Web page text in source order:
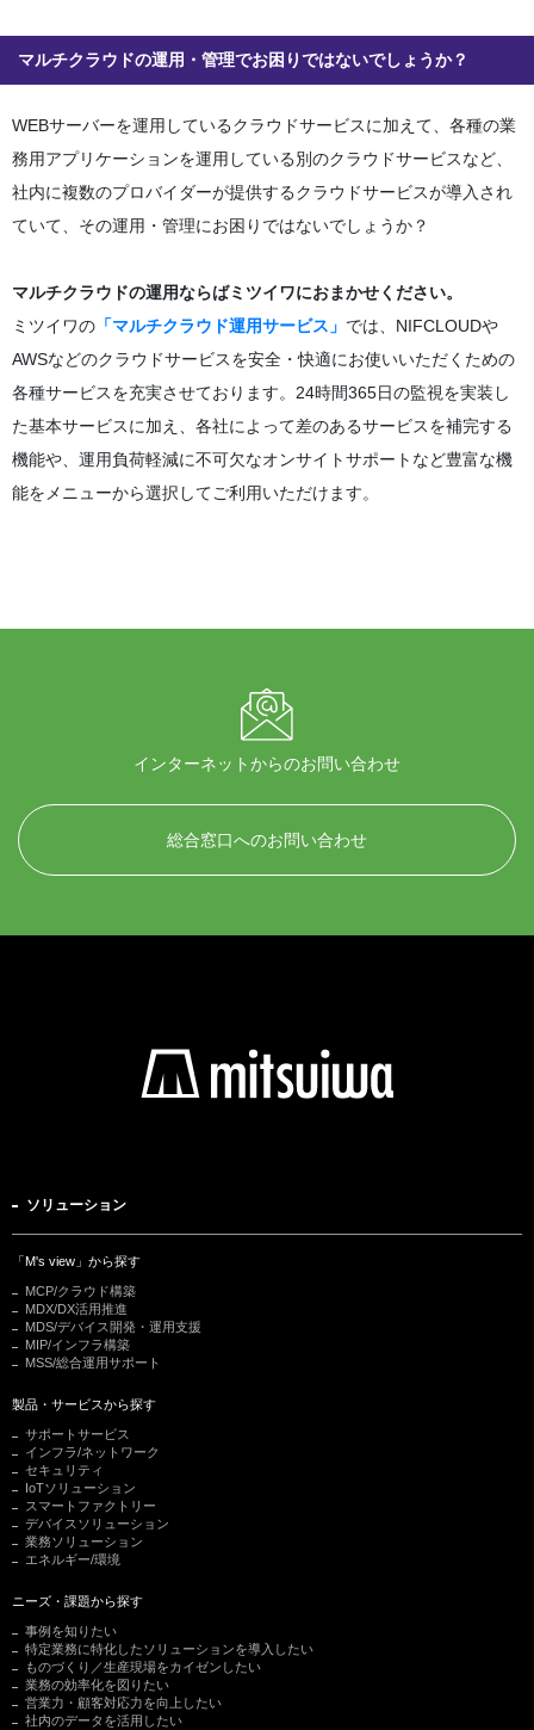
マルチクラウドの運用・管理でお困りではないでしょうか？
WEBサーバーを運用しているクラウドサービスに加えて、各種の業
務用アプリケーションを運用している別のクラウドサービスなど、
社内に複数のプロバイダーが提供するクラウドサービスが導入され
ていて、その運用・管理にお困りではないでしょうか？
マルチクラウドの運用ならばミツイワにおまかせください。
ミツイワの 「マルチクラウド運用サービス」 では、NIFCLOUDや
AWSなどのクラウドサービスを安全・快適にお使いいただくための
各種サービスを充実させております。24時間365日の監視を実装し
た基本サービスに加え、各社によって差のあるサービスを補完する
機能や、運用負荷軽減に不可欠なオンサイトサポートなど豊富な機
能をメニューから選択してご利用いただけます。
インターネットからのお問い合わせ
総合窓口へのお問い合わせ
ソリューション
「M's view」から探す
MCP/クラウド構築
MDX/DX活用推進
MDS/デバイス開発・運用支援
MIP/インフラ構築
MSS/総合運用サポート
製品・サービスから探す
サポートサービス
インフラ/ネットワーク
セキュリティ
IoTソリューション
スマートファクトリー
デバイスソリューション
業務ソリューション
エネルギー/環境
ニーズ・課題から探す
事例を知りたい
特定業務に特化したソリューションを導入したい
ものづくり／生産現場をカイゼンしたい
業務の効率化を図りたい
営業力・顧客対応力を向上したい
社内のデータを活用したい